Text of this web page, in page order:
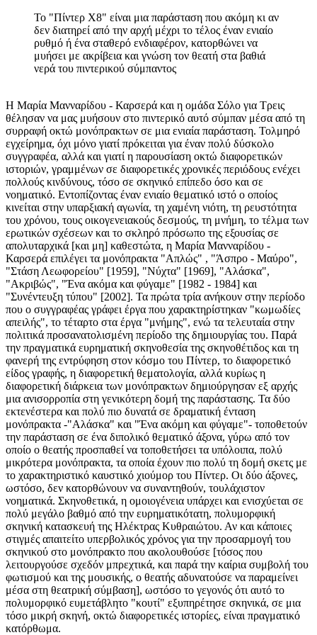
Το "Πίντερ Χ8" είναι μια παράσταση που ακόμη κι αν
δεν διατηρεί από την αρχή μέχρι το τέλος έναν ενιαίο
ρυθμό ή ένα σταθερό ενδιαφέρον, κατορθώνει να
μυήσει με ακρίβεια και γνώση τον θεατή στα βαθιά
νερά του πιντερικού σύμπαντος
Η Μαρία Μανναρίδου - Καρσερά και η ομάδα Σόλο για Τρεις
θέλησαν να μας μυήσουν στο πιντερικό αυτό σύμπαν μέσα από τη
συρραφή οκτώ μονόπρακτων σε μια ενιαία παράσταση. Τολμηρό
εγχείρημα, όχι μόνο γιατί πρόκειται για έναν πολύ δύσκολο
συγγραφέα, αλλά και γιατί η παρουσίαση οκτώ διαφορετικών
ιστοριών, γραμμένων σε διαφορετικές χρονικές περιόδους ενέχει
πολλούς κινδύνους, τόσο σε σκηνικό επίπεδο όσο και σε
νοηματικό. Εντοπίζοντας έναν ενιαίο θεματικό ιστό ο οποίος
κινείται στην υπαρξιακή αγωνία, τη χαμένη νιότη, τη ρευστότητα
του χρόνου, τους οικογενειακούς δεσμούς, τη μνήμη, το τέλμα των
ερωτικών σχέσεων και το σκληρό πρόσωπο της εξουσίας σε
απολυταρχικά [και μη] καθεστώτα, η Μαρία Μανναρίδου -
Καρσερά επιλέγει τα μονόπρακτα "Απλώς" , "Άσπρο - Μαύρο",
"Στάση Λεωφορείου" [1959], "Νύχτα" [1969], "Αλάσκα",
"Ακριβώς", "Ένα ακόμα και φύγαμε" [1982 - 1984] και
"Συνέντευξη τύπου" [2002]. Τα πρώτα τρία ανήκουν στην περίοδο
που ο συγγραφέας γράφει έργα που χαρακτηρίστηκαν "κωμωδίες
απειλής", το τέταρτο στα έργα "μνήμης", ενώ τα τελευταία στην
πολιτικά προσανατολισμένη περίοδο της δημιουργίας του. Παρά
την πραγματικά ευρηματική σκηνοθεσία της σκηνοθέτιδος και τη
φανερή της εντρύφηση στον κόσμο του Πίντερ, το διαφορετικό
είδος γραφής, η διαφορετική θεματολογία, αλλά κυρίως η
διαφορετική διάρκεια των μονόπρακτων δημιούργησαν εξ αρχής
μια ανισορροπία στη γενικότερη δομή της παράστασης. Τα δύο
εκτενέστερα και πολύ πιο δυνατά σε δραματική ένταση
μονόπρακτα -"Αλάσκα" και "Ένα ακόμη και φύγαμε"- τοποθετούν
την παράσταση σε ένα διπολικό θεματικό άξονα, γύρω από τον
οποίο ο θεατής προσπαθεί να τοποθετήσει τα υπόλοιπα, πολύ
μικρότερα μονόπρακτα, τα οποία έχουν πιο πολύ τη δομή σκετς με
το χαρακτηριστικό καυστικό χιούμορ του Πίντερ. Οι δύο άξονες,
ωστόσο, δεν κατορθώνουν να συναντηθούν, τουλάχιστον
νοηματικά. Σκηνοθετικά, η ομοιογένεια υπάρχει και ενισχύεται σε
πολύ μεγάλο βαθμό από την ευρηματικότατη, πολυμορφική
σκηνική κατασκευή της Ηλέκτρας Κυθραιώτου. Αν και κάποιες
στιγμές απαιτείτο υπερβολικός χρόνος για την προσαρμογή του
σκηνικού στο μονόπρακτο που ακολουθούσε [τόσος που
λειτουργούσε σχεδόν μπρεχτικά, και παρά την καίρια συμβολή του
φωτισμού και της μουσικής, ο θεατής αδυνατούσε να παραμείνει
μέσα στη θεατρική σύμβαση], ωστόσο το γεγονός ότι αυτό το
πολυμορφικό ευμετάβλητο "κουτί" εξυπηρέτησε σκηνικά, σε μια
τόσο μικρή σκηνή, οκτώ διαφορετικές ιστορίες, είναι πραγματικό
κατόρθωμα.